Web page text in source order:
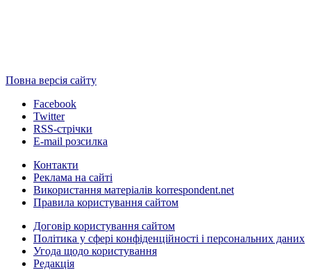
Повна версія сайту
Facebook
Twitter
RSS-стрічки
E-mail розсилка
Контакти
Реклама на сайті
Використання матеріалів korrespondent.net
Правила користування сайтом
Договір користування сайтом
Політика у сфері конфіденційності і персональних даних
Угода щодо користування
Редакція